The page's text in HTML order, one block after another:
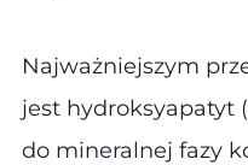
Najważniejszym
jest hydroksyapatyt
do mineralnej fazy